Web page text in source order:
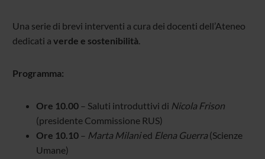
Una serie di brevi interventi a cura dei docenti dell’Ateneo
dedicati a verde e sostenibilità.
Programma:
Ore 10.00– Saluti introduttivi di Nicola Frison
(presidente Commissione RUS)
Ore 10.10– Marta Milanied Elena Guerra(Scienze
Umane)